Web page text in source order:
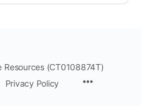
(CT0108874T)
Privacy Policy